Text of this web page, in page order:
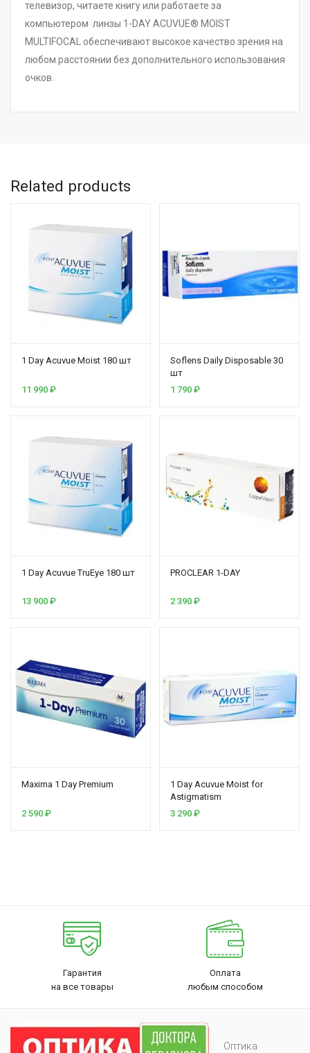
телевизор, читаете книгу или работаете за
компьютером линзы 1-DAY ACUVUE® MOIST
MULTIFOCAL обеспечивают высокое качество зрения на
любом расстоянии без дополнительного использования
очков.
Related products
1 Day Acuvue Moist 180 шт
11 990 ₽
Soflens Daily Disposable 30
шт
1 790 ₽
1 Day Acuvue TruEye 180 шт
13 900 ₽
PROCLEAR 1-DAY
2 390 ₽
Maxima 1 Day Premium
2 590 ₽
1 Day Acuvue Moist for
Astigmatism
3 290 ₽
Гарантия
на все товары
Оплата
любым способом
Оптика